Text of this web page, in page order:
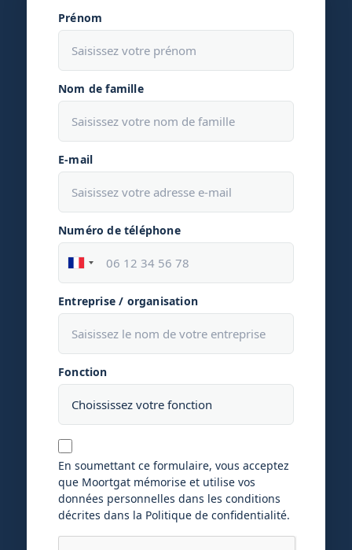
Prénom
Nom de famille
E-mail
Numéro de téléphone
Entreprise / organisation
Fonction
En soumettant ce formulaire, vous acceptez
que Moortgat mémorise et utilise vos
données personnelles dans les conditions
décrites dans la Politique de confidentialité.